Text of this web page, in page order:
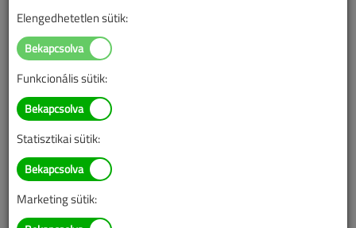
sikeres online elektronikus fizetést követően azonnal
aktiválódik. A hozzáférése nem évül el.
A rendeléshez kérjük, lépjen be!
Illetve, ha még nem tette meg, kérjük, regisztráljon!
Tudnivalók az online cikkvásárlásról
Elengedhetetlen sütik:
Funkcionális sütik:
Statisztikai sütik:
Marketing sütik: